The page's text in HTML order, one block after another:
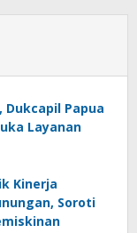
Dukcapil Papua
Layanan
Kinerja
Soroti